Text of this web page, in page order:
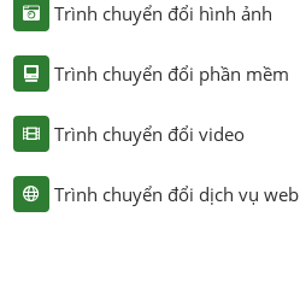
Trình chuyển đổi hình ảnh
Trình chuyển đổi phần mềm
Trình chuyển đổi video
Trình chuyển đổi dịch vụ web